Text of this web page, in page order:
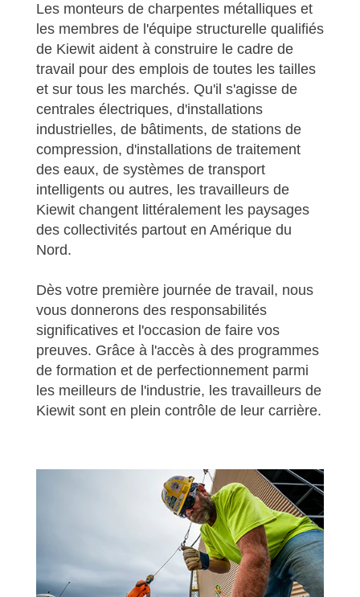
Les monteurs de charpentes métalliques et
les membres de l'équipe structurelle qualifiés
de Kiewit aident à construire le cadre de
travail pour des emplois de toutes les tailles
et sur tous les marchés. Qu'il s'agisse de
centrales électriques, d'installations
industrielles, de bâtiments, de stations de
compression, d'installations de traitement
des eaux, de systèmes de transport
intelligents ou autres, les travailleurs de
Kiewit changent littéralement les paysages
des collectivités partout en Amérique du
Nord.
Dès votre première journée de travail, nous
vous donnerons des responsabilités
significatives et l'occasion de faire vos
preuves. Grâce à l'accès à des programmes
de formation et de perfectionnement parmi
les meilleurs de l'industrie, les travailleurs de
Kiewit sont en plein contrôle de leur carrière.